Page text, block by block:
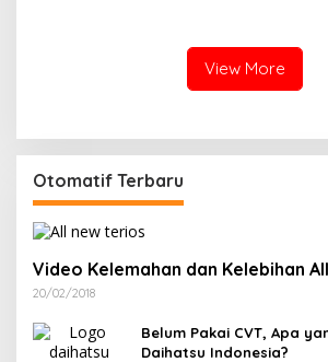
View More
Otomatif Terbaru
Video Kelemahan dan Kelebihan
20/02/2018
Belum Pakai CVT, Apa
Daihatsu Indonesia?